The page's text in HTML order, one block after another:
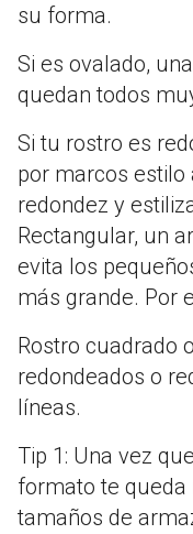
su forma.
Si es ovalado,
quedan todos
Si tu rostro es
por marcos estilo
redondez y
Rectangular, un
evita los
más grande. Por
Rostro cuadrado
redondeados o
líneas.
Tip 1: Una vez
formato te queda
tamaños de